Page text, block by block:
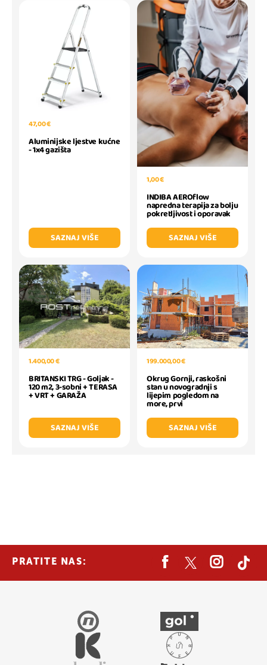
47,00 €
Aluminijske ljestve kućne
- 1x4 gazišta
SAZNAJ VIŠE
1,00 €
INDIBA AEROflow
napredna terapija za bolju
pokretljivost i oporavak
SAZNAJ VIŠE
1.400,00 €
BRITANSKI TRG - Goljak -
120 m2, 3-sobni + TERASA
+ VRT + GARAŽA
SAZNAJ VIŠE
199.000,00 €
Okrug Gornji, raskošni
stan u novogradnji s
lijepim pogledom na
more, prvi
SAZNAJ VIŠE
PRATITE NAS: